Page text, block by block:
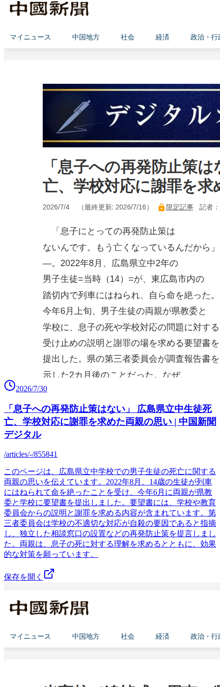
2026/7/30
「息子への再発防止策はない」 広島県立中生徒死
亡、学校対応に謝罪を求めた両親の思い | 中国新聞
デジタル
/articles/-/855841
このページは、広島県立中学校での男子生徒の死亡に関する
両親の思いを伝えています。2022年8月、14歳の生徒が列車
にはねられて命を絶ったことを受け、今年6月に両親が県教
委と学校に要望書を提出しました。要望書には、学校や教育
委員会からの説明と謝罪を求める内容が含まれています。第
三者委員会は学校の不適切な対応が自殺の要因であると指摘
し、独立した相談窓口の設置などの再発防止策を提言しまし
た。両親は、息子の死に対する理解を求めるとともに、効果
的な対策を願っています。
保存を開く